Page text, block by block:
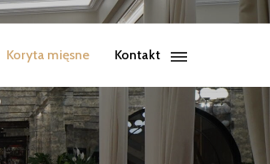
Koryta mięsne Kontakt